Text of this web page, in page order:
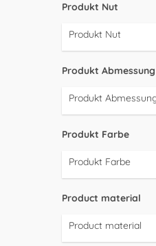
Produkt Nut
Produkt Nut
Produkt Abmessung
Produkt
Produkt Farbe
Produkt Farbe
Product material
Product material